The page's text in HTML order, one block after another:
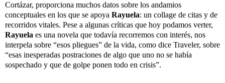
Cortázar, proporciona muchos datos sobre los andamios
conceptuales en los que se apoya Rayuela: un collage de citas y de
recorridos vitales. Pese a algunas críticas que hoy podamos verter,
Rayuela es una novela que todavía recorremos con interés, nos
interpela sobre “esos pliegues” de la vida, como dice Traveler, sobre
“esas inesperadas postraciones de algo que uno no se había
sospechado y que de golpe ponen todo en crisis”.